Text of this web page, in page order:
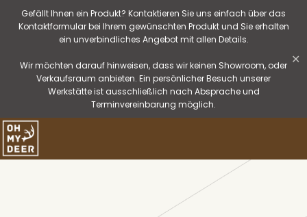
Gefällt Ihnen ein Produkt? Kontaktieren Sie uns einfach über das
Kontaktformular bei Ihrem gewünschten Produkt und Sie erhalten
ein unverbindliches Angebot mit allen Details.
Wir möchten darauf hinweisen, dass wir keinen Showroom, oder
Verkaufsraum anbieten. Ein persönlicher Besuch unserer
Werkstätte ist ausschließlich nach Absprache und
Terminvereinbarung möglich.
✕